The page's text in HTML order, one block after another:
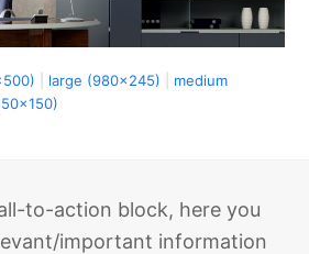
large (980x245)
medium
to-action block, here you
important information